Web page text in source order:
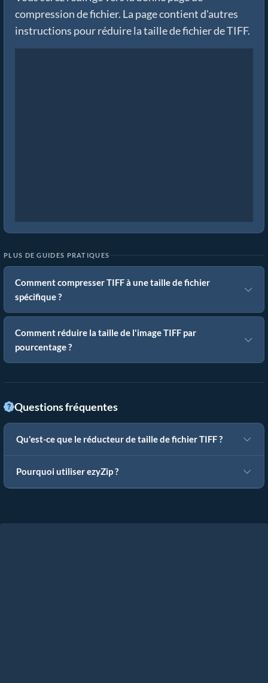
compression de fichier. La page contient d'autres
instructions pour réduire la taille de fichier de TIFF.
PLUS DE GUIDES PRATIQUES
Comment compresser TIFF à une taille de fichier
spécifique ?
Comment réduire la taille de l'image TIFF par
pourcentage ?
Questions fréquentes
Qu'est-ce que le réducteur de taille de fichier TIFF ?
Pourquoi utiliser ezyZip ?